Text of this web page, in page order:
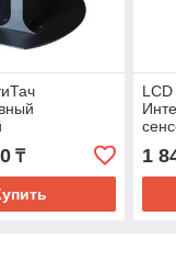
стол
₸ 1